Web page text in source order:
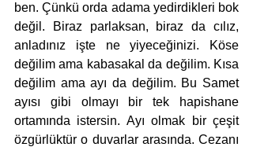
ben. Çünkü orda adama yedirdikleri bok
değil. Biraz parlaksan, biraz da cılız,
anladınız işte ne yiyeceğinizi. Köse
değilim ama kabasakal da değilim. Kısa
değilim ama ayı da değilim. Bu Samet
ayısı gibi olmayı bir tek hapishane
ortamında istersin. Ayı olmak bir çeşit
özgürlüktür o duvarlar arasında. Cezanı